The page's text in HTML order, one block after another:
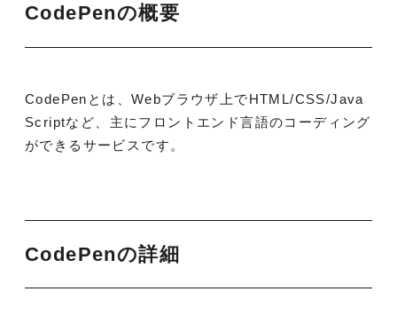
CodePenの概要
CodePenとは、Webブラウザ上でHTML/CSS/Java
Scriptなど、主にフロントエンド言語のコーディング
ができるサービスです。
CodePenの詳細